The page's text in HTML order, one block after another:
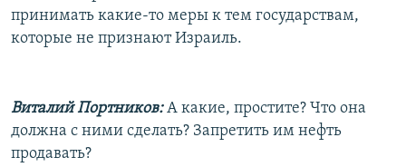
принимать какие-то меры к тем государствам,
которые не признают Израиль.
Виталий Портников:А какие, простите? Что она
должна с ними сделать? Запретить им нефть
продавать?